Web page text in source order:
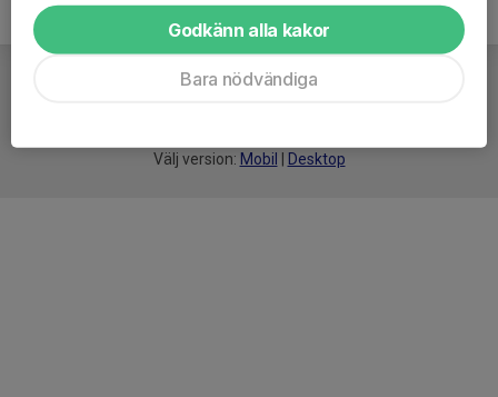
Välj version: Mobil Desktop
Godkänn alla kakor
Bara nödvändiga